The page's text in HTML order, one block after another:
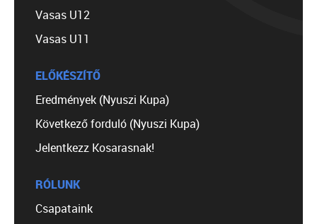
Vasas U12
Vasas U11
ELŐKÉSZÍTŐ
Eredmények (Nyuszi Kupa)
Következő forduló (Nyuszi Kupa)
Jelentkezz Kosarasnak!
RÓLUNK
Csapataink